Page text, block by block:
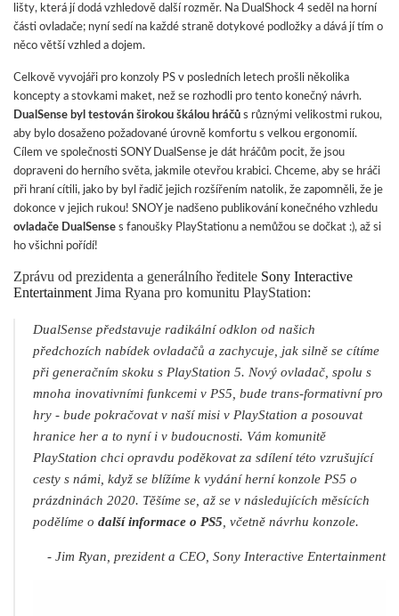
lišty, která jí dodá vzhledově další rozměr. Na DualShock 4 seděl na horní
části ovladače; nyní sedí na každé straně dotykové podložky a dává jí tím o
něco větší vzhled a dojem.
Celkově vyvojáři pro konzoly PS v posledních letech prošli několika
koncepty a stovkami maket, než se rozhodli pro tento konečný návrh.
DualSense byl testován širokou škálou hráčů s různými velikostmi rukou,
aby bylo dosaženo požadované úrovně komfortu s velkou ergonomií.
Cílem ve společnosti SONY DualSense je dát hráčům pocit, že jsou
dopraveni do herního světa, jakmile otevřou krabici. Chceme, aby se hráči
při hraní cítili, jako by byl řadič jejich rozšířením natolik, že zapomněli, že je
dokonce v jejich rukou! SNOY je nadšeno publikování konečného vzhledu
ovladače DualSense s fanoušky PlayStationu a nemůžou se dočkat :), až si
ho všichni pořídí!
Zprávu od prezidenta a generálního ředitele Sony Interactive
Entertainment Jima Ryana pro komunitu PlayStation:
DualSense představuje radikální odklon od našich
předchozích nabídek ovladačů a zachycuje, jak silně se cítíme
při generačním skoku s PlayStation 5. Nový ovladač, spolu s
mnoha inovativními funkcemi v PS5, bude trans-formativní pro
hry - bude pokračovat v naší misi v PlayStation a posouvat
hranice her a to nyní i v budoucnosti. Vám komunitě
PlayStation chci opravdu poděkovat za sdílení této vzrušující
cesty s námi, když se blížíme k vydání herní konzole PS5 o
prázdninách 2020. Těšíme se, až se v následujících měsících
podělíme o další informace o PS5 , včetně návrhu konzole.
- Jim Ryan, prezident a CEO, Sony Interactive Entertainment